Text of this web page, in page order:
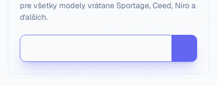
pre všetky modely vrátane Sportage, Ceed, Niro a
ďalších.